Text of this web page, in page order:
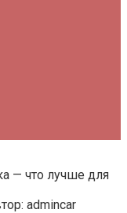
— что лучше для
admincar